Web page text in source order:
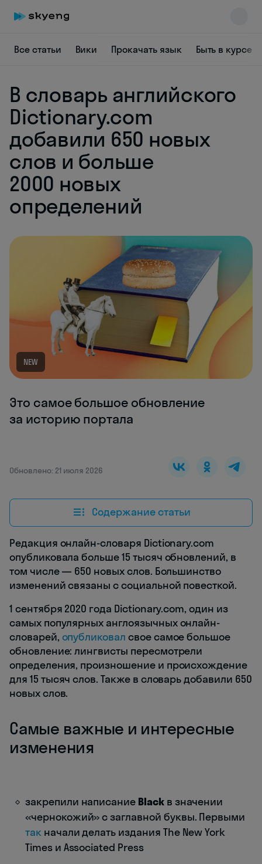
Все статьи Вики Прокачать язык Быть в курсе
В словарь английского
Dictionary.com
добавили 650 новых
слов и больше
2000 новых
определений
NEW
Это самое большое обновление
за историю портала
Обновлено: 21 июля 2026
Содержание статьи
Редакция онлайн-словаря Dictionary.com
опубликовала больше 15 тысяч обновлений, в
том числе — 650 новых слов. Большинство
изменений связаны с социальной повесткой.
1 сентября 2020 года Dictionary.com, один из
самых популярных англоязычных онлайн-
словарей, опубликовал свое самое большое
обновление: лингвисты пересмотрели
определения, произношение и происхождение
для 15 тысяч слов. Также в словарь добавили 650
новых слов.
Самые важные и интересные
изменения
закрепили написание Blackв значении
«чернокожий» с заглавной буквы. Первыми
такначали делать издания The New York
Times и Associated Press
Skyeng Chat
online